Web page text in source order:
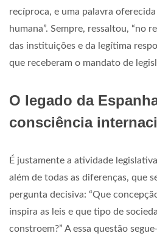
recíproca, e uma palavra
humana”. Sempre, ressaltou, “no
das instituições e da legítima
que receberam o mandato de
O legado da
consciência
É justamente a atividade
além de todas as diferenças, que
pergunta decisiva: “Que
inspira as leis e que tipo de
constroem?” A essa questão